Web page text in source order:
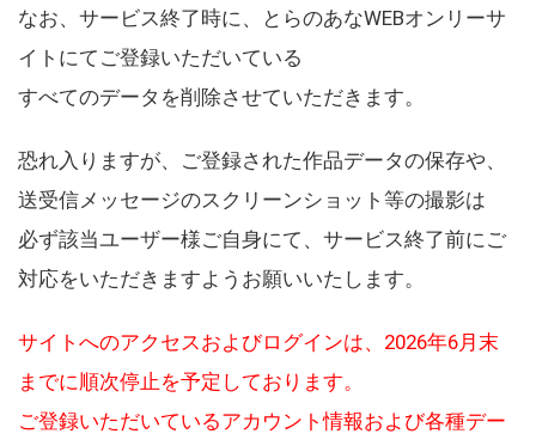
なお、サービス終了時に、とらのあなWEBオンリーサ
イトにてご登録いただいている
すべてのデータを削除させていただきます。
恐れ入りますが、ご登録された作品データの保存や、
送受信メッセージのスクリーンショット等の撮影は
必ず該当ユーザー様ご自身にて、サービス終了前にご
対応をいただきますようお願いいたします。
サイトへのアクセスおよびログインは、2026年6月末
までに順次停止を予定しております。
ご登録いただいているアカウント情報および各種デー